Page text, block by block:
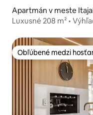
Apartmán v meste
Luxusné 208 m² •
Obľúbené medzi
Obľúbené medzi